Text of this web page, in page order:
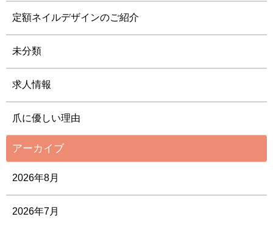
定額ネイルデザインのご紹介
未分類
求人情報
爪に優しい理由
アーカイブ
2026年8月
2026年7月